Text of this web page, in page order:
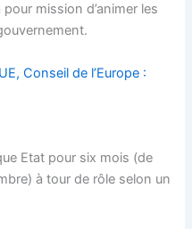
mission d’animer les
Conseil de l’Europe :
Etat pour six mois (de
à tour de rôle selon un